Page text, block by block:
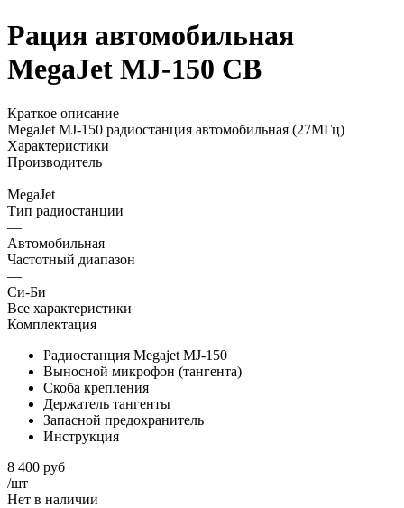
Рация автомобильная
MegaJet MJ-150 СВ
Краткое описание
MegaJet MJ-150 радиостанция автомобильная (27МГц)
Характеристики
Производитель
—
MegaJet
Тип радиостанции
—
Автомобильная
Частотный диапазон
—
Си-Би
Все характеристики
Комплектация
Радиостанция Megajet MJ-150
Выносной микрофон (тангента)
Скоба крепления
Держатель тангенты
Запасной предохранитель
Инструкция
8 400 руб
/шт
Нет в наличии